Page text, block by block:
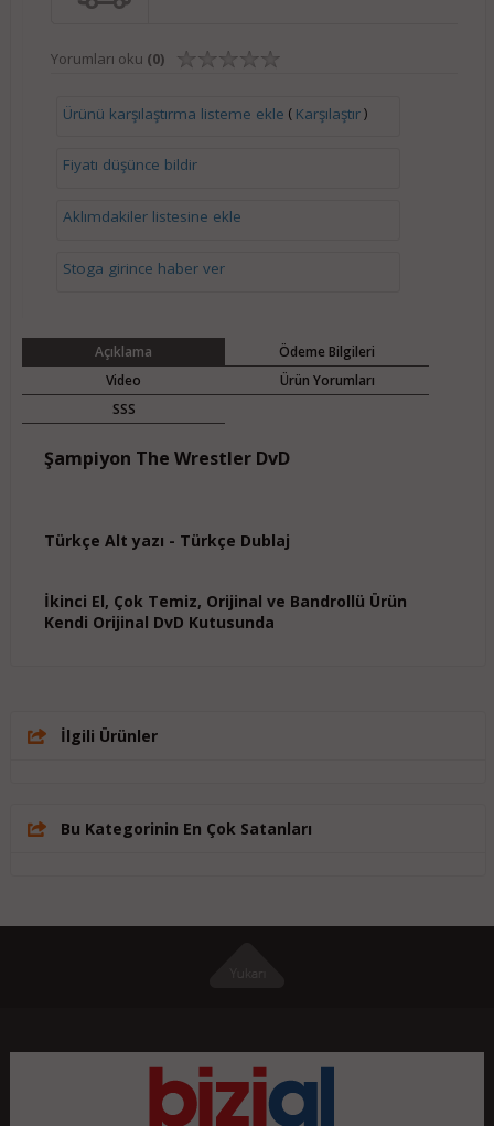
Yorumları oku (0)
Ürünü karşılaştırma listeme ekle ( Karşılaştır)
Fiyatı düşünce bildir
Aklımdakiler listesine ekle
Stoga girince haber ver
Açıklama
Ödeme Bilgileri
Video
Ürün Yorumları
SSS
Şampiyon The Wrestler DvD
Türkçe Alt yazı - Türkçe Dublaj
İkinci El, Çok Temiz, Orijinal ve Bandrollü Ürün
Kendi Orijinal DvD Kutusunda
İlgili Ürünler
Bu Kategorinin En Çok Satanları